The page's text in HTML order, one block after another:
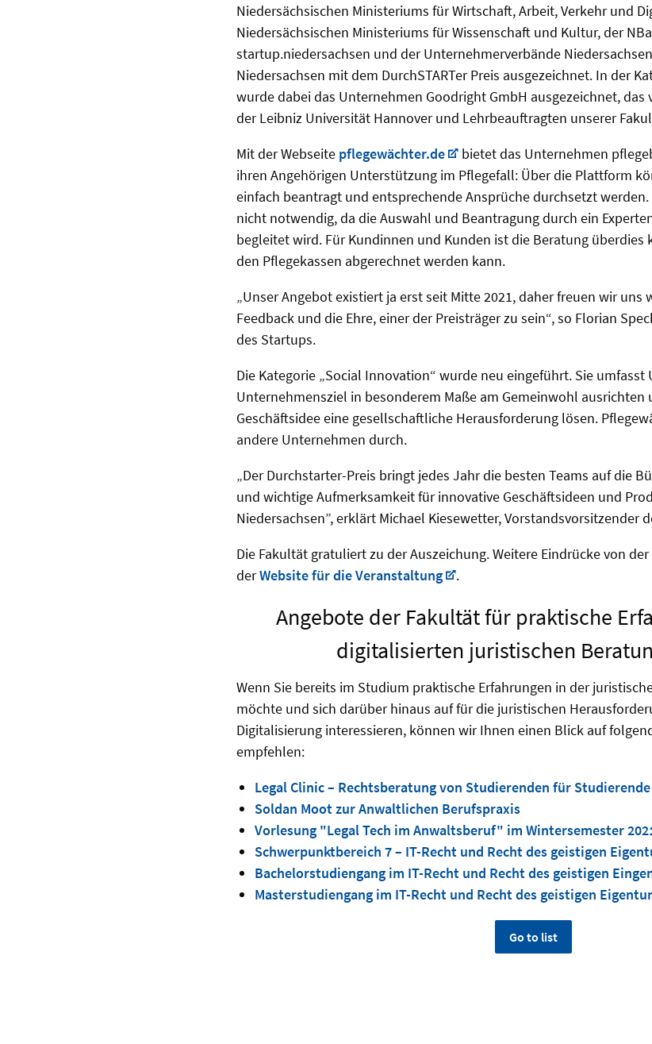
Niedersächsischen Ministeriums für Wirtschaft, Arbeit, Verkehr und
Niedersächsischen Ministeriums für Wissenschaft und Kultur, der
startup.niedersachsen und der Unternehmerverbände
Niedersachsen mit dem DurchSTARTer Preis ausgezeichnet. In der
wurde dabei das Unternehmen Goodright GmbH ausgezeichnet, das
der Leibniz Universität Hannover und Lehrbeauftragten unserer
Mit der Webseite pflegewächter.de
bietet das Unternehmen
ihren Angehörigen Unterstützung im Pflegefall: Über die Plattform
einfach beantragt und entsprechende Ansprüche durchsetzt
nicht notwendig, da die Auswahl und Beantragung durch ein
begleitet wird. Für Kundinnen und Kunden ist die Beratung überdies
den Pflegekassen abgerechnet werden kann.
„Unser Angebot existiert ja erst seit Mitte 2021, daher freuen wir
Feedback und die Ehre, einer der Preisträger zu sein“, so Florian
des Startups.
Die Kategorie „Social Innovation“ wurde neu eingeführt. Sie
Unternehmensziel in besonderem Maße am Gemeinwohl
Geschäftsidee eine gesellschaftliche Herausforderung lösen.
andere Unternehmen durch.
„Der Durchstarter-Preis bringt jedes Jahr die besten Teams auf die
und wichtige Aufmerksamkeit für innovative Geschäftsideen und
Niedersachsen”, erklärt Michael Kiesewetter, Vorstandsvorsitzender
Die Fakultät gratuliert zu der Auszeichung. Weitere Eindrücke von
derWebsite für die Veranstaltung .
Angebote der Fakultät für praktische
digitalisierten juristischen
Wenn Sie bereits im Studium praktische Erfahrungen in der
möchte und sich darüber hinaus auf für die juristischen
Digitalisierung interessieren, können wir Ihnen einen Blick auf
empfehlen:
Legal Clinic– Rechtsberatung von Studierenden für Studierende
Soldan Moot zur Anwaltlichen Berufspraxis
Vorlesung "Legal Tech im Anwaltsberuf" im Wintersemester
Schwerpunktbereich 7 – IT-Recht und Recht des geistigen
Bachelorstudiengang im IT-Recht und Recht des geistigen
Masterstudiengang im IT-Recht und Recht des geistigen
Go to list